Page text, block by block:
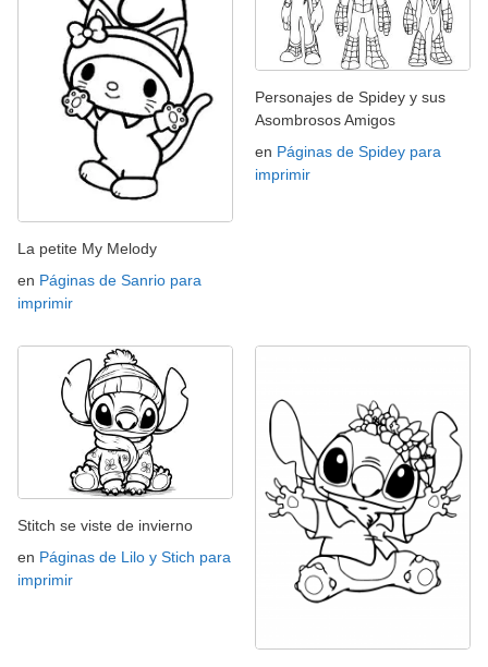
La petite My Melody
en Páginas de Sanrio para
imprimir
Personajes de Spidey y sus
Asombrosos Amigos
en Páginas de Spidey para
imprimir
Stitch se viste de invierno
en Páginas de Lilo y Stich para
imprimir